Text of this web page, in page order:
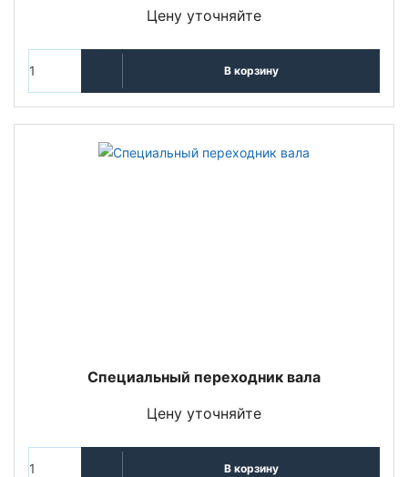
Цену уточняйте
В корзину
Специальный переходник вала
Цену уточняйте
В корзину